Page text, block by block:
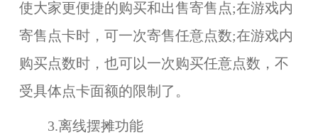
使大家更便捷的购买和出售寄售点;在游戏内
寄售点卡时，可 一次寄售任意点数;在游戏内
购买点数时，也可以一次购买任意点数 ，不
受具体点卡面额的限制了。
3.离线摆摊功能